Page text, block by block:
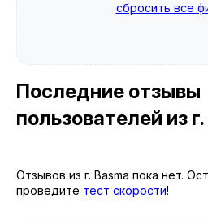
сбросить все
Последние отзывы
пользователей из
Отзывов из г. Basma пока нет.
проведите тест скорости!